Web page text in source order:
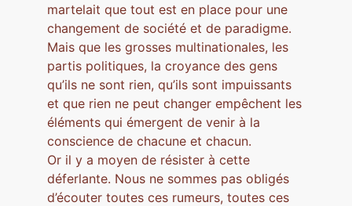
martelait que tout est en place pour une
changement de société et de paradigme.
Mais que les grosses multinationales, les
partis politiques, la croyance des gens
qu’ils ne sont rien, qu’ils sont impuissants
et que rien ne peut changer empêchent les
éléments qui émergent de venir à la
conscience de chacune et chacun.
Or il y a moyen de résister à cette
déferlante. Nous ne sommes pas obligés
d’écouter toutes ces rumeurs, toutes ces